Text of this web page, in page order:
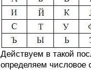
Действуем в такой
определяем числовое